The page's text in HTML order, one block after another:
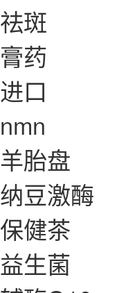
祛斑
膏药
进口
nmn
羊胎盘
纳豆激酶
保健茶
益生菌